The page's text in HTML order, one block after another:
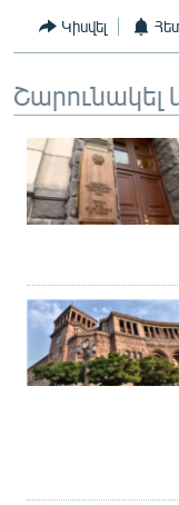
Կիսվել
Շարունակել